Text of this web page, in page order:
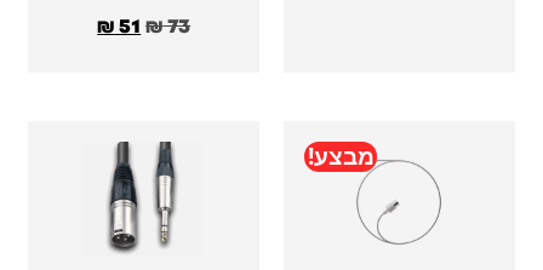
₪73
₪51
מבצע!